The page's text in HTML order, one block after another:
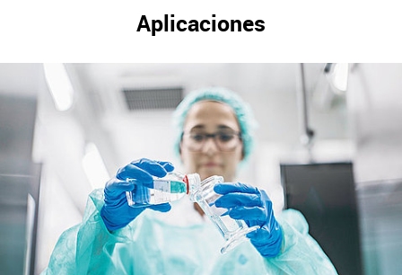
Aplicaciones